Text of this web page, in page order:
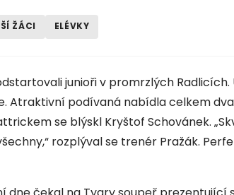
ŽÁCI ELÉVKY
junioři v promrzlých
Atraktivní podívaná nabídla celkem
se blýskl Kryštof Schovánek.
rozplýval se trenér Pražák.